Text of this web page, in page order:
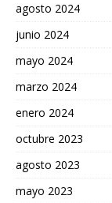
agosto 2024
junio 2024
mayo 2024
marzo 2024
enero 2024
octubre 2023
agosto 2023
mayo 2023